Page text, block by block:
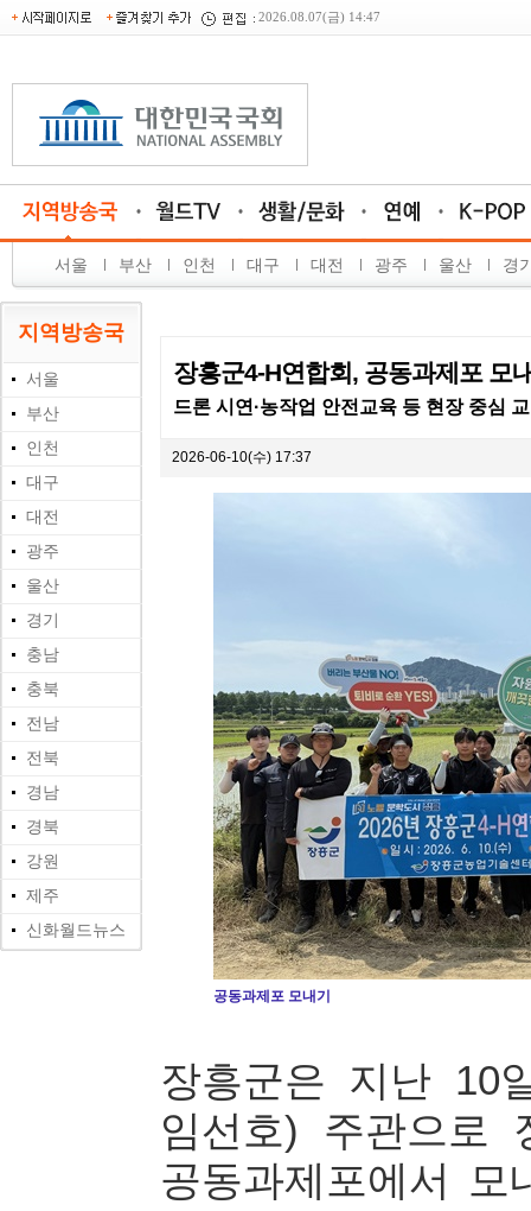
2026.08.07(금) 14:47
서울 부산 인천 대구 대전 광주 울산 경
지역방송국
서울
부산
인천
대구
대전
광주
울산
경기
충남
충북
전남
전북
경남
경북
강원
제주
신화월드뉴스
장흥군4-H연합회, 공동과제포 모
드론 시연·농작업 안전교육 등 현장 중심
2026-06-10(수) 17:37
공동과제포 모내기
장흥군은 지난 10
임선호) 주관으로
공동과제포에서